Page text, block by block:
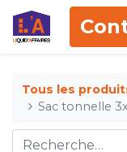
Tous les
Sac tonnelle